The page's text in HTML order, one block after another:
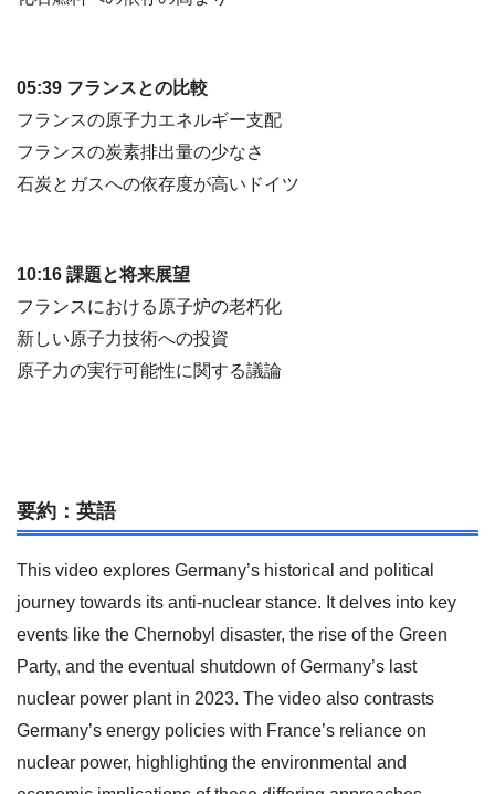
05:39 フランスとの比較
フランスの原子力エネルギー支配
フランスの炭素排出量の少なさ
石炭とガスへの依存度が高いドイツ
10:16 課題と将来展望
フランスにおける原子炉の老朽化
新しい原子力技術への投資
原子力の実行可能性に関する議論
要約：英語
This video explores Germany’s historical and political
journey towards its anti-nuclear stance. It delves into key
events like the Chernobyl disaster, the rise of the Green
Party, and the eventual shutdown of Germany’s last
nuclear power plant in 2023. The video also contrasts
Germany’s energy policies with France’s reliance on
nuclear power, highlighting the environmental and